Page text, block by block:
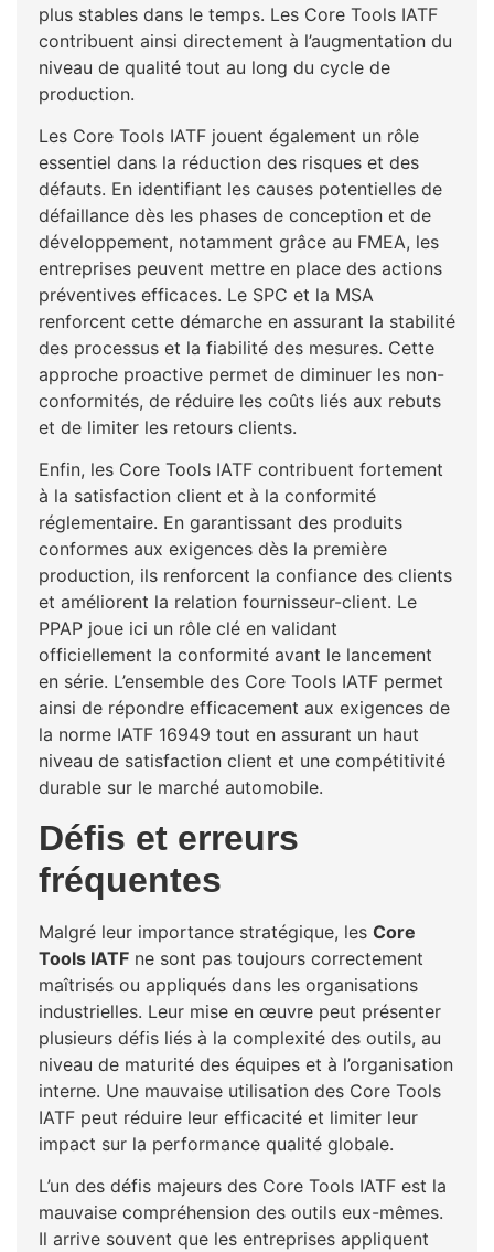
plus stables dans le temps. Les Core Tools IATF
contribuent ainsi directement à l’augmentation du
niveau de qualité tout au long du cycle de
production.
Les Core Tools IATF jouent également un rôle
essentiel dans la réduction des risques et des
défauts. En identifiant les causes potentielles de
défaillance dès les phases de conception et de
développement, notamment grâce au FMEA, les
entreprises peuvent mettre en place des actions
préventives efficaces. Le SPC et la MSA
renforcent cette démarche en assurant la stabilité
des processus et la fiabilité des mesures. Cette
approche proactive permet de diminuer les non-
conformités, de réduire les coûts liés aux rebuts
et de limiter les retours clients.
Enfin, les Core Tools IATF contribuent fortement
à la satisfaction client et à la conformité
réglementaire. En garantissant des produits
conformes aux exigences dès la première
production, ils renforcent la confiance des clients
et améliorent la relation fournisseur-client. Le
PPAP joue ici un rôle clé en validant
officiellement la conformité avant le lancement
en série. L’ensemble des Core Tools IATF permet
ainsi de répondre efficacement aux exigences de
la norme IATF 16949 tout en assurant un haut
niveau de satisfaction client et une compétitivité
durable sur le marché automobile.
Défis et erreurs
fréquentes
Malgré leur importance stratégique, les Core
Tools IATF ne sont pas toujours correctement
maîtrisés ou appliqués dans les organisations
industrielles. Leur mise en œuvre peut présenter
plusieurs défis liés à la complexité des outils, au
niveau de maturité des équipes et à l’organisation
interne. Une mauvaise utilisation des Core Tools
IATF peut réduire leur efficacité et limiter leur
impact sur la performance qualité globale.
L’un des défis majeurs des Core Tools IATF est la
mauvaise compréhension des outils eux-mêmes.
Il arrive souvent que les entreprises appliquent